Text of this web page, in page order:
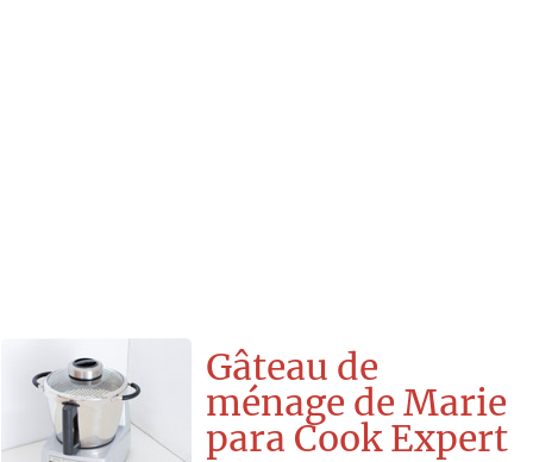
Gâteau de
ménage de Marie
para Cook Expert